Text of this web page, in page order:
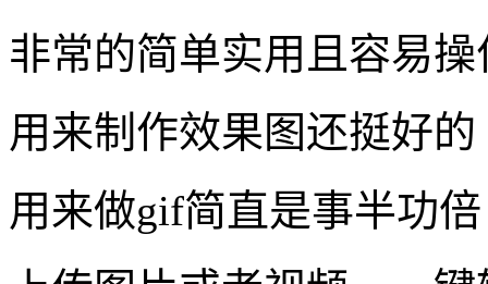
非常的简单实用且容易
用来制作效果图还挺好的
用来做gif简直是事半功倍